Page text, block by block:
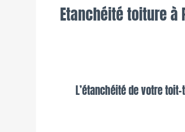
Etanchéité toiture à
L’étanchéité de votre